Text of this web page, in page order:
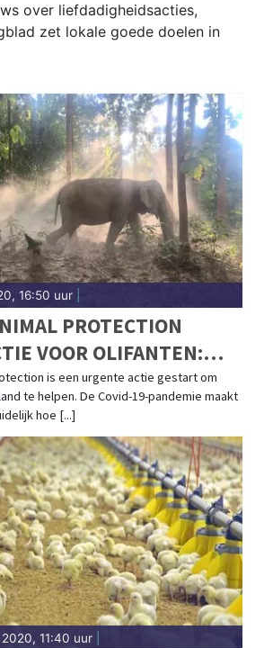
over liefdadigheidsacties,
zet lokale goede doelen in
16:50 uur|
PROTECTION
VOOR OLIFANTEN:
IN DE
DOOR CORONACRISIS'
is een urgente actie gestart om
te helpen. De Covid-19-pandemie maakt
hoe [...]
11:40 uur|